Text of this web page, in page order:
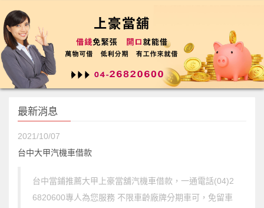
最新消息
2021/10/07
台中大甲汽機車借款
台中當鋪推薦大甲上豪當舖汽機車借款，一通電話(04)2
6820600專人為您服務 不限車齡廠牌分期車可，免留車